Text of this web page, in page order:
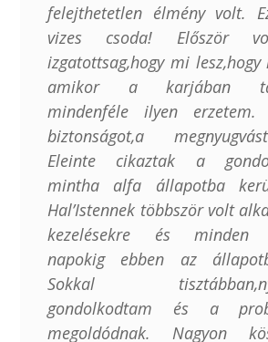
felejthetetlen élmény volt.
vizes csoda! Először
izgatottsag,hogy mi lesz,hogy
amikor a karjában
mindenféle ilyen
biztonságot,a
Eleinte cikaztak a
mintha alfa állapotba
Hal’Istennek többször volt
kezelésekre és minden
napokig ebben az
Sokkal
gondolkodtam és a
megoldódnak. Nagyon